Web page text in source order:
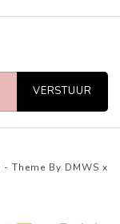
VERSTUUR
- Theme By DMWS x